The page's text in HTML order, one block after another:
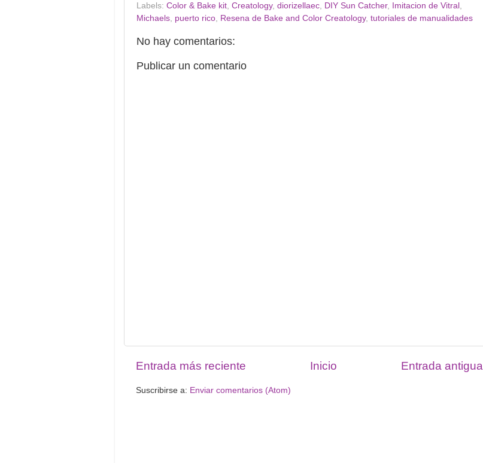
Labels: Color & Bake kit Creatology, diorizellaec DIY Sun Catcher, Imitacion de Vitral
Michaels puerto rico Resena de Bake and Color Creatology, tutoriales de manualidades
No hay comentarios:
Publicar un comentario
Entrada más reciente Entrada antigua
Inicio
Suscribirse a: Enviar comentarios (Atom)